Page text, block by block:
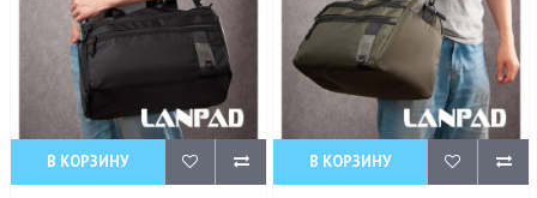
В КОРЗИНУ В КОРЗИНУ